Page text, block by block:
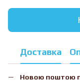
Доставка
Новою поштою